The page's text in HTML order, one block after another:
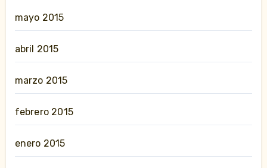
mayo 2015
abril 2015
marzo 2015
febrero 2015
enero 2015